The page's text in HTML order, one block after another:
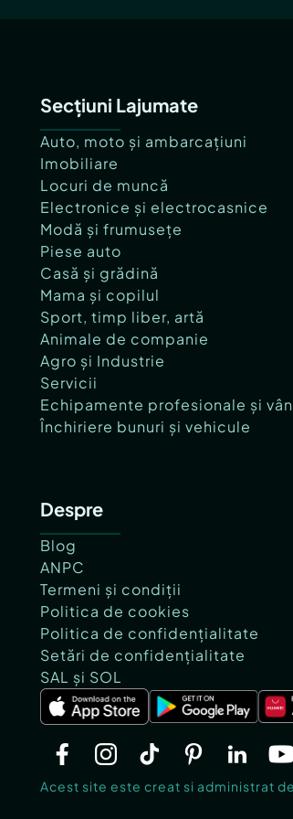
Secțiuni Lajumate
Auto, moto și ambarcațiuni
Imobiliare
Locuri de muncă
Electronice și electrocasnice
Modă și frumusețe
Piese auto
Casă și grădină
Mama și copilul
Sport, timp liber, artă
Animale de companie
Agro și Industrie
Servicii
Echipamente profesionale și
Închiriere bunuri și vehicule
Despre
Blog
ANPC
Termeni și condiții
Politica de cookies
Politica de confidențialitate
Setări de confidențialitate
SAL și SOL
Acest site este creat si administrat